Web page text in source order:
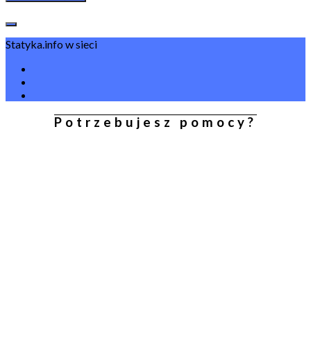
Statyka.info w sieci
Potrzebujesz pomocy?